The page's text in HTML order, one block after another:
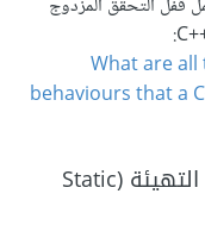
قفل التحقق المزدوج
What are
behaviours that a
المفردات الساكنة الآمنة من إلغاء التهيئة (Static